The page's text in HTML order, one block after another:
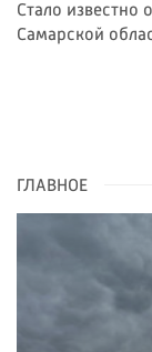
Стало известно
Самарской
ГЛАВНОЕ